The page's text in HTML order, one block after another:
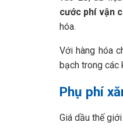
cước phí vận
hóa.
Với hàng hóa
bạch trong các
Phụ phí
Giá dầu thế